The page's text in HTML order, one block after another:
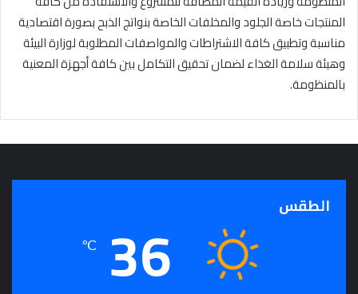
المنتجات خاصة الجلود والمخلفات الخاصة بنواتج الذبح بصورة اقتصادية
مناسبة وتطبيق كافة الاشتراطات والمواصفات المطلوبة لوزارة البيئة
وهيئة سلامة الغذاء لضمان تحقيق التكامل بين كافة أجهزة المعنية
بالمنظومة.
الطقس 36
℃